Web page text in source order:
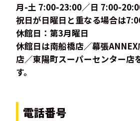
月-土 7:00-23:00／日 7:00-
祝日が日曜日と重なる場合は
休館日：第3月曜日
休館日は南船橋店／幕張
店／東陽町スーパーセンター店
す。
電話番号